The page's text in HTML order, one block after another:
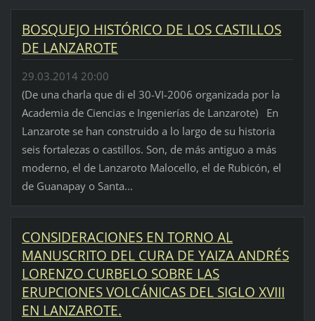
BOSQUEJO HISTÓRICO DE LOS CASTILLOS
DE LANZAROTE
29.03.2014 20:00
(De una charla que di el 30-VI-2006 organizada por la
Academia de Ciencias e Ingenierías de Lanzarote) En
Lanzarote se han construido a lo largo de su historia
seis fortalezas o castillos. Son, de más antiguo a más
moderno, el de Lanzaroto Malocello, el de Rubicón, el
de Guanapay o Santa...
CONSIDERACIONES EN TORNO AL
MANUSCRITO DEL CURA DE YAIZA ANDRÉS
LORENZO CURBELO SOBRE LAS
ERUPCIONES VOLCÁNICAS DEL SIGLO XVIII
EN LANZAROTE.